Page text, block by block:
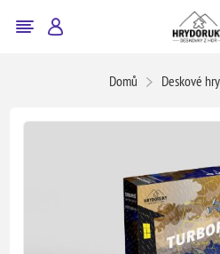
Domů Deskové hry